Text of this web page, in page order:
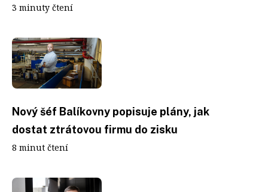
3 minuty čtení
Nový šéf Balíkovny popisuje plány, jak
dostat ztrátovou firmu do zisku
8 minut čtení